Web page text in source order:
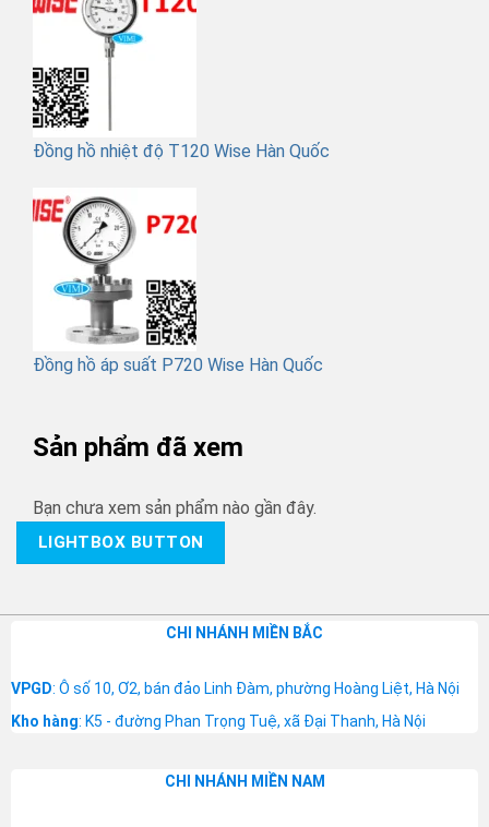
Đồng hồ nhiệt độ T120 Wise Hàn Quốc
Đồng hồ áp suất P720 Wise Hàn Quốc
Sản phẩm đã xem
Bạn chưa xem sản phẩm nào gần đây.
LIGHTBOX BUTTON
CHI NHÁNH MIỀN BẮC
VPGD: Ô số 10, Ơ2, bán đảo Linh Đàm, phường Hoàng Liệt, Hà Nội
Kho hàng: K5 - đường Phan Trọng Tuệ, xã Đại Thanh, Hà Nội
CHI NHÁNH MIỀN NAM